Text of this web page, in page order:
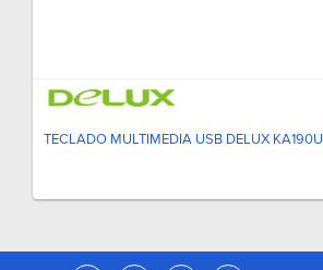
TECLADO MULTIMEDIA USB DELUX KA190U